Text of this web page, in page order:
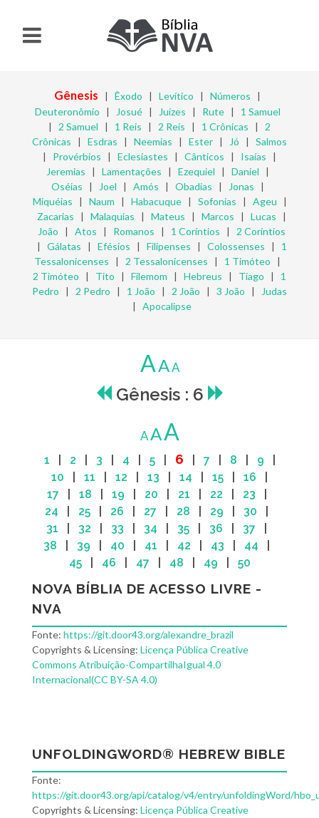
Gênesis | Êxodo | Levítico | Números |
Deuteronômio | Josué| Juízes | Rute| 1 Samuel
| 2 Samuel | 1 Reis | 2 Reis | 1 Crônicas | 2
Crônicas | Esdras | Neemias | Ester | Jó | Salmos
| Provérbios | Eclesiastes | Cânticos | Isaías |
Jeremias | Lamentações | Ezequiel | Daniel |
Oséias | Joel | Amós | Obadias | Jonas |
Miquéias | Naum | Habacuque| Sofonias | Ageu |
Zacarias | Malaquias | Mateus | Marcos | Lucas |
João | Atos | Romanos | 1 Coríntios | 2 Coríntios
| Gálatas | Efésios | Filipenses | Colossenses | 1
Tessalonicenses | 2 Tessalonicenses | 1 Timóteo |
2 Timóteo | Tito | Filemom | Hebreus | Tiago | 1
Pedro | 2 Pedro | 1 João | 2 João | 3 João |
Judas
| Apocalipse
AAA
Gênesis : 6
AAA
1 2 3 4 5| 6 7 8 9
10
11 12 13 14 15 16
17
18 19 20 21 22 23
24
25 26 27 28 29 30
31
32 33 34 35 36 37
38
39 40 41 42 43 44
45| 46 47 48 49 50
NOVA BÍBLIA DE ACESSO LIVRE -
NVA
Fonte: https://git.door43.org/alexandre_brazil
Copyrights & Licensing: Licença Pública Creative
Commons Atribuição-CompartilhaIgual 4.0
Internacional(CC BY-SA 4.0)
UNFOLDINGWORD® HEBREW BIBLE
Fonte:
https://git.door43.org/api/catalog/v4/entry/unfoldingWord/
Copyrights & Licensing: Licença Pública Creative